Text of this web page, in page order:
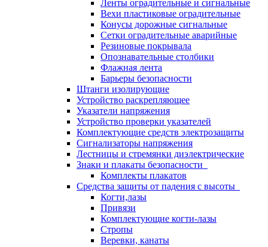
Ленты оградительные и сигнальные
Вехи пластиковые оградительные
Конусы дорожные сигнальные
Сетки оградительные аварийные
Резиновые покрывала
Опознавательные столбики
Флажная лента
Барьеры безопасности
Штанги изолирующие
Устройство раскрепляющее
Указатели напряжения
Устройство проверки указателей
Комплектующие средств электрозащиты
Сигнализаторы напряжения
Лестницы и стремянки диэлектрические
Знаки и плакаты безопасности
Комплекты плакатов
Средства защиты от падения с высоты
Когти,лазы
Привязи
Комплектующие когти-лазы
Стропы
Веревки, канаты